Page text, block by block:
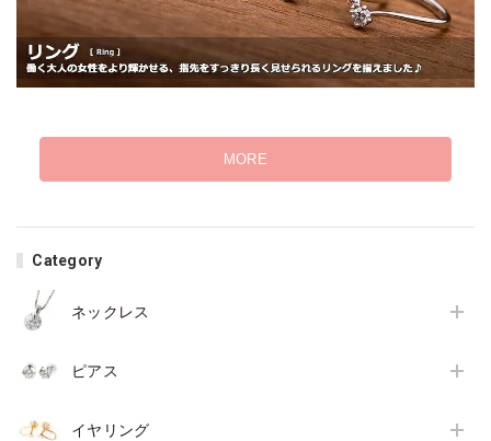
Category
ネックレス
ピアス
イヤリング
MORE